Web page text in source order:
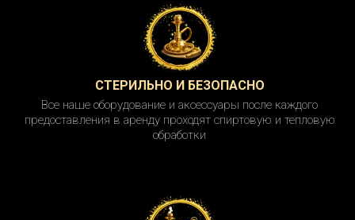
СТЕРИЛЬНО И БЕЗОПАСНО
Все наше оборудование и аксессуары после каждого
предоставления в аренду проходят спиртовую и тепловую
обработки